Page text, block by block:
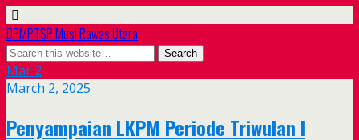
DPMPTSP Musi Rawas Utara
Mar 2
March 2, 2025
Penyampaian LKPM Periode Triwulan I